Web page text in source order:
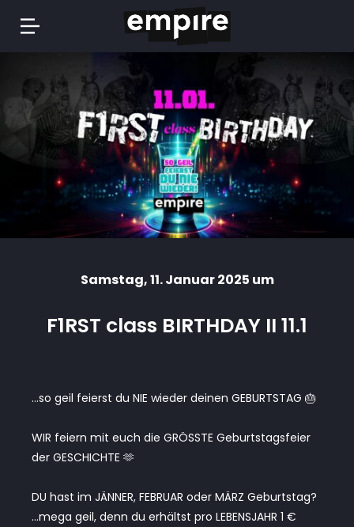
Samstag, 11. Januar 2025 um
F1RST class BIRTHDAY II 11.1
…so geil feierst du NIE wieder deinen GEBURTSTAG 🎂
WIR feiern mit euch die GRÖSSTE Geburtstagsfeier
der GESCHICHTE 🫶
DU hast im JÄNNER, FEBRUAR oder MÄRZ Geburtstag?
…mega geil, denn du erhältst pro LEBENSJAHR 1 €